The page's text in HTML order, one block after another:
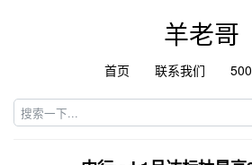
羊老哥
首页 联系我们